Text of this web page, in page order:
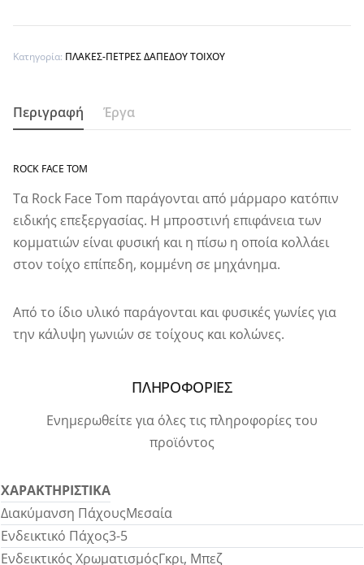
Κατηγορία: ΠΛΑΚΕΣ-ΠΕΤΡΕΣ ΔΑΠΕΔΟΥ ΤΟΙΧΟΥ
Περιγραφή Έργα
ROCK FACE TOM
Τα Rock Face Tom παράγονται από μάρμαρο κατόπιν
ειδικής επεξεργασίας. Η μπροστινή επιφάνεια των
κομματιών είναι φυσική και η πίσω η οποία κολλάει
στον τοίχο επίπεδη, κομμένη σε μηχάνημα.
Από το ίδιο υλικό παράγονται και φυσικές γωνίες για
την κάλυψη γωνιών σε τοίχους και κολώνες.
ΠΛΗΡΟΦΟΡΙΕΣ
Ενημερωθείτε για όλες τις πληροφορίες του
προϊόντος
ΧΑΡΑΚΤΗΡΙΣΤΙΚΑ
Διακύμανση ΠάχουςΜεσαία
Ενδεικτικό Πάχος3-5
Ενδεικτικός ΧρωματισμόςΓκρι, Μπεζ